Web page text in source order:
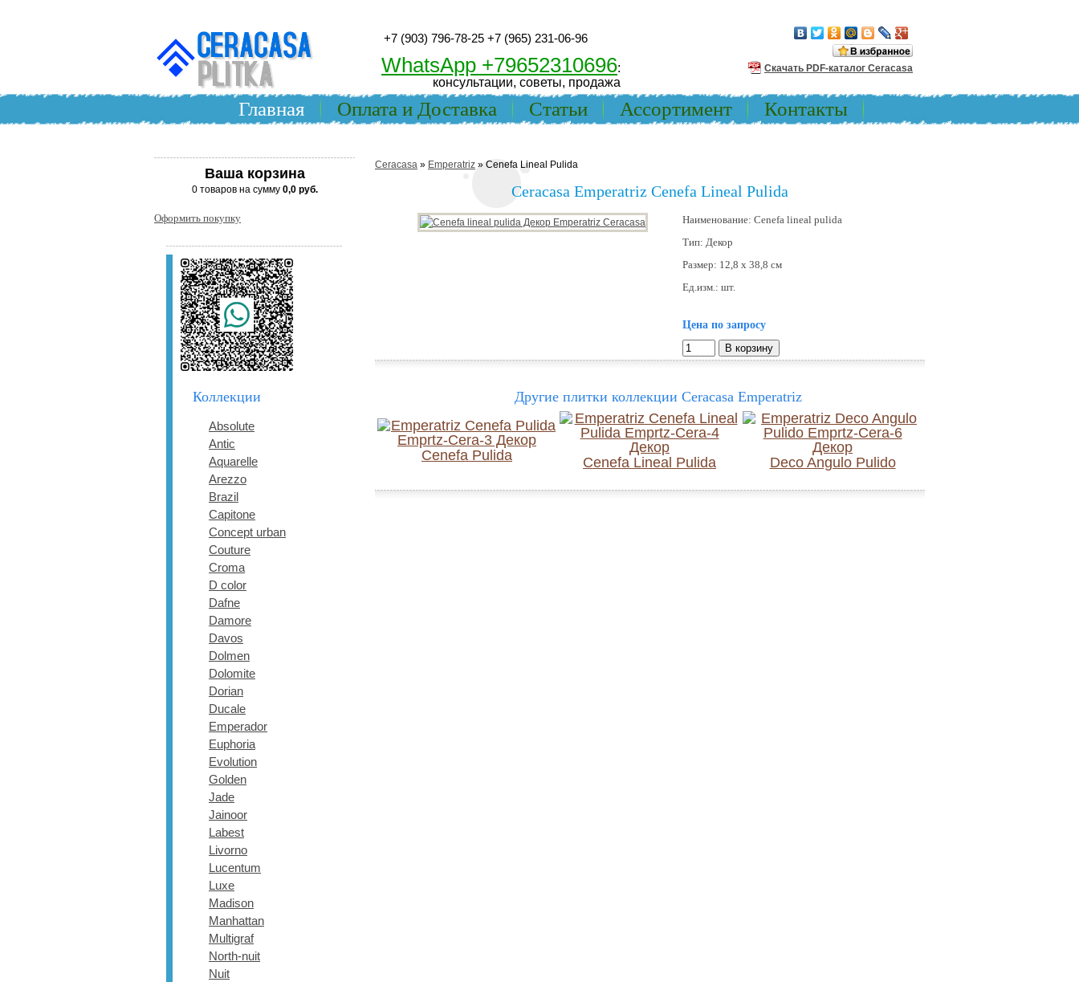
+7 (903) 796-78-25 +7 (965) 231-06-96
WhatsApp +79652310696:
консультации, советы, продажа
Скачать PDF-каталог Ceracasa
Главная Оплата и Доставка Статьи Ассортимент Контакты
Ваша корзина
0 товаров на сумму 0,0 руб.
Оформить покупку
Коллекции
Absolute
Antic
Aquarelle
Arezzo
Brazil
Capitone
Concept urban
Couture
Croma
D color
Dafne
Damore
Davos
Dolmen
Dolomite
Dorian
Ducale
Emperador
Euphoria
Evolution
Golden
Jade
Jainoor
Labest
Livorno
Lucentum
Luxe
Madison
Manhattan
Multigraf
North-nuit
Nuit
Ceracasa » Emperatriz » Cenefa Lineal Pulida
Ceracasa Emperatriz Cenefa Lineal Pulida
Наименование: Cenefa lineal pulida
Тип: Декор
Размер: 12,8 x 38,8 см
Ед.изм.: шт.
Цена по запросу
Другие плитки коллекции Ceracasa Emperatriz
Cenefa Pulida Cenefa Lineal Pulida Deco Angulo Pulido